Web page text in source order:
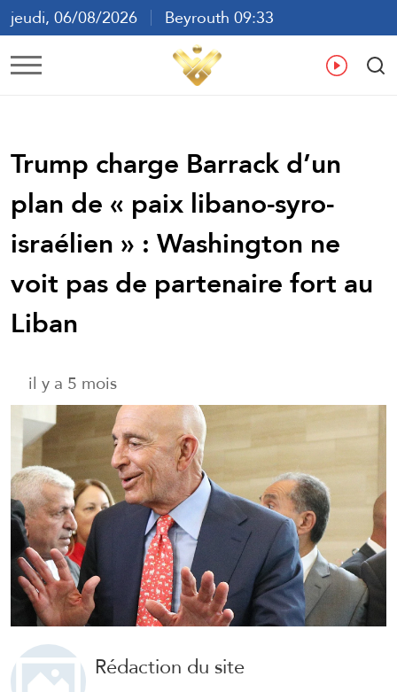
jeudi, 06/08/2026
Beyrouth 09:33
ع
Trump charge Barrack d’un
plan de « paix libano-syro-
israélien » : Washington ne
voit pas de partenaire fort au
Liban
il y a 5 mois
Rédaction du site